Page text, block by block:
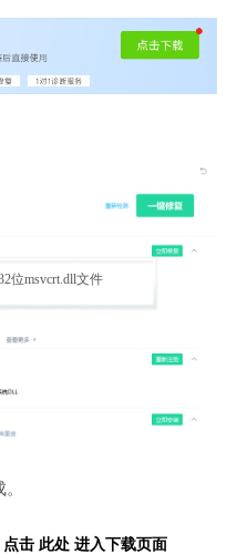
位msvcrt.dll文件
点击 此处 进入下载页面